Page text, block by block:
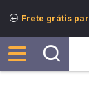
Frete grátis